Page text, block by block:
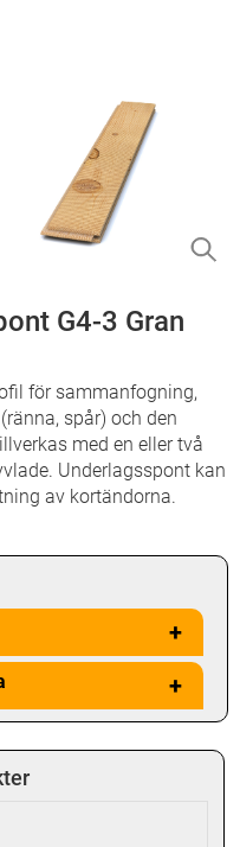
G4-3 Gran
för sammanfogning,
spår) och den
med en eller två
Underlagsspont kan
av kortändorna.
+
+